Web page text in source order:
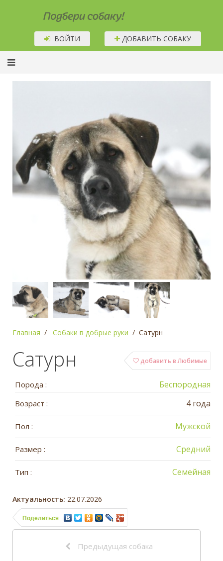
Подбери собаку!
ВОЙТИ ДОБАВИТЬ СОБАКУ
Главная Собаки в добрые руки Сатурн
добавить в Любимые
Сатурн
Порода : Беспородная
Возраст : 4 года
Пол : Мужской
Размер : Средний
Тип : Семейная
Актуальность: 22.07.2026
Поделиться
Предыдущая собака